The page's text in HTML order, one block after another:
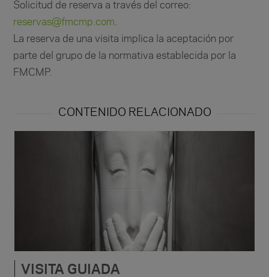
Solicitud de reserva a través del correo:
reservas@fmcmp.com
La reserva de una visita implica la aceptación por
parte del grupo de la normativa establecida por la
FMCMP.
CONTENIDO RELACIONADO
VISITA GUIADA